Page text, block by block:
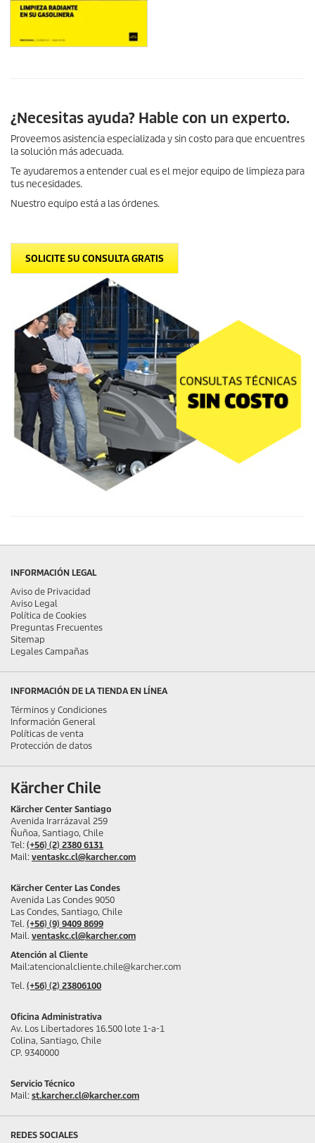
¿Necesitas ayuda? Hable con un experto.
Proveemos asistencia especializada y sin costo para que encuentres
la solución más adecuada.
Te ayudaremos a entender cual es el mejor equipo de limpieza para
tus necesidades.
Nuestro equipo está a las órdenes.
SOLICITE SU CONSULTA GRATIS
INFORMACIÓN LEGAL
Aviso de Privacidad
Aviso Legal
Política de Cookies
Preguntas Frecuentes
Sitemap
Legales Campañas
INFORMACIÓN DE LA TIENDA EN LÍNEA
Términos y Condiciones
Información General
Políticas de venta
Protección de datos
Kärcher Chile
Kärcher Center Santiago
Avenida Irarrázaval 259
Ñuñoa, Santiago, Chile
Tel: (+56) (2) 2380 6131
Mail: ventaskc.cl@karcher.com
Kärcher Center Las Condes
Avenida Las Condes 9050
Las Condes, Santiago, Chile
Tel. (+56) (9) 9409 8699
Mail. ventaskc.cl@karcher.com
Atención al Cliente
Mail:atencionalcliente.chile@karcher.com
Tel. (+56) (2) 23806100
Oficina Administrativa
Av. Los Libertadores 16.500 lote 1-a-1
Colina, Santiago, Chile
CP. 9340000
Servicio Técnico
Mail: st.karcher.cl@karcher.com
REDES SOCIALES